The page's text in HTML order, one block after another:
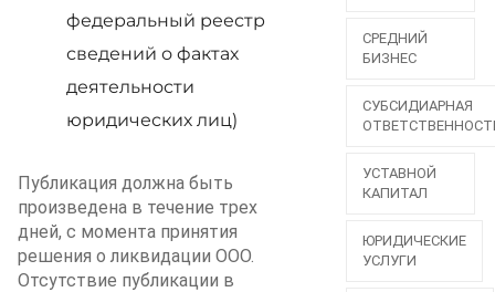
федеральный реестр
сведений о фактах
деятельности
юридических лиц)
Публикация должна быть
произведена в течение трех
дней, с момента принятия
решения о ликвидации ООО.
Отсутствие публикации в
СРЕДНИЙ
БИЗНЕС
СУБСИДИАРНАЯ
УСТАВНОЙ
КАПИТАЛ
ЮРИДИЧЕСКИЕ
УСЛУГИ